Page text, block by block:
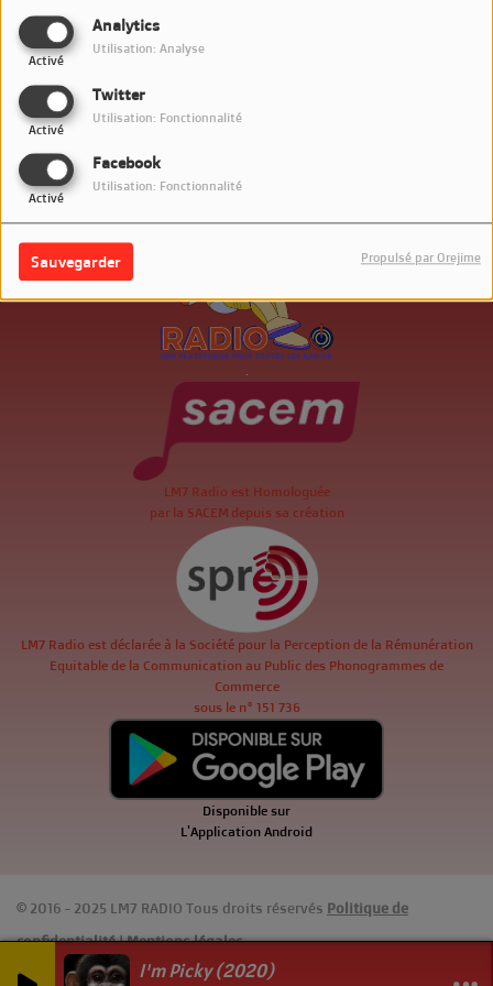
Analytics
Activé
Utilisation: Analyse
Twitter
Activé
Utilisation: Fonctionnalité
Facebook
Activé
Utilisation: Fonctionnalité
Sauvegarder Propulsé par Orejime
I'm Picky (2020)
.
LM7 Radio est Homologuée
par la SACEM depuis sa création
LM7 Radio est déclarée à la Société pour la Perception de la Rémunération
Equitable de la Communication au Public des Phonogrammes de
Commerce
sous le n° 151 736
Disponible sur
L'Application Android
© 2016 - 2025 LM7 RADIO Tous droits réservés Politique de
confidentialité|Mentions légales